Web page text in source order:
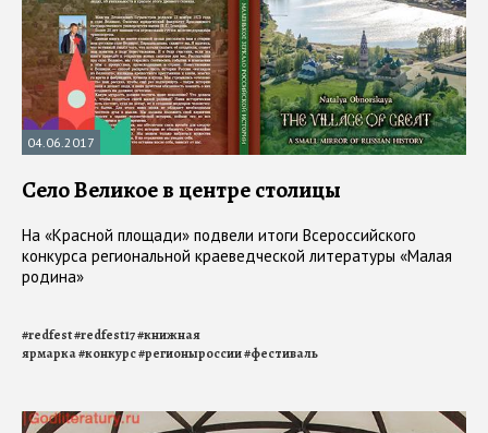
04.06.2017
Село Великое в центре столицы
На «Красной площади» подвели итоги Всероссийского
конкурса региональной краеведческой литературы «Малая
родина»
#redfest#redfest17#книжная
ярмарка#конкурс#регионыроссии#фестиваль